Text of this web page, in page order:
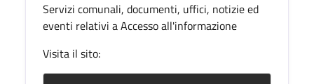
Servizi comunali, documenti, uffici, notizie ed
eventi relativi a Accesso all'informazione
Visita il sito: